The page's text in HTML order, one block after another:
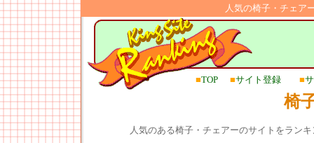
人気の椅子・チェア
■TOP ■サイト登録 ■
椅
人気のある椅子・チェアーのサイトをラン